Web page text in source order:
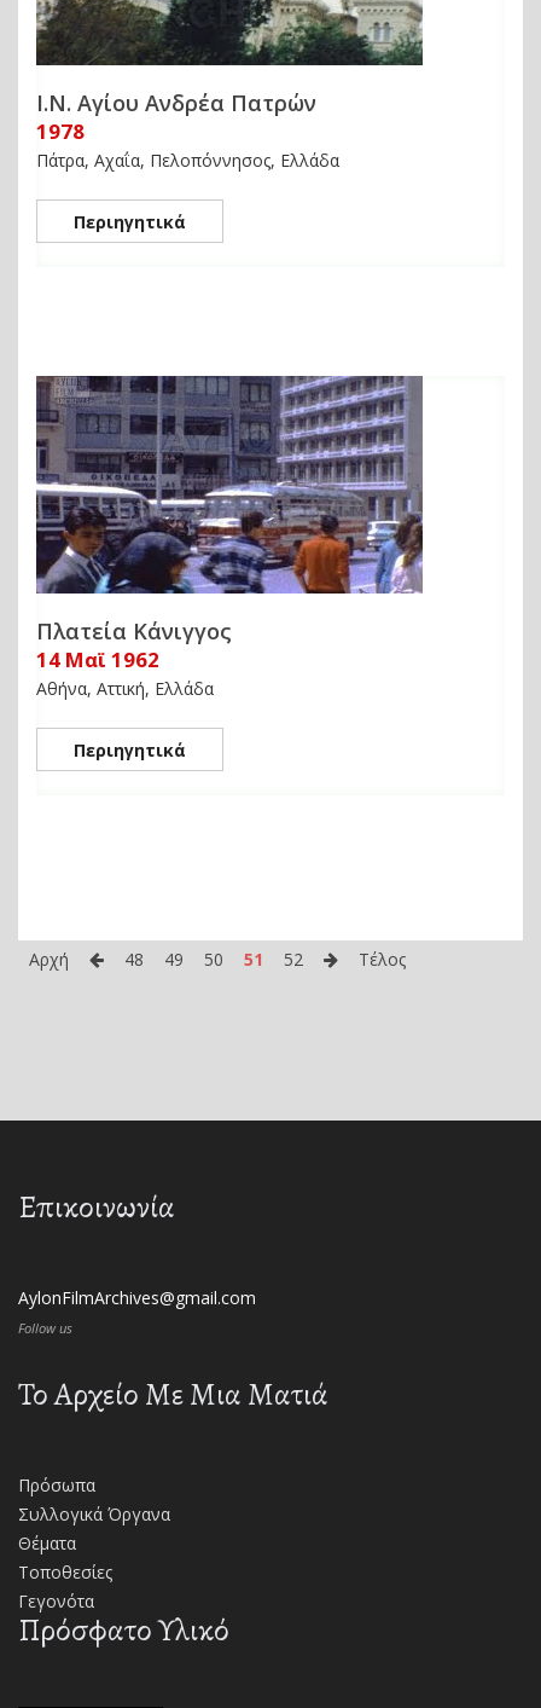
Ι.Ν. Αγίου Ανδρέα Πατρών
1978
Πάτρα, Αχαΐα, Πελοπόννησος, Ελλάδα
Περιηγητικά
Πλατεία Κάνιγγος
14 Μαϊ 1962
Αθήνα, Αττική, Ελλάδα
Περιηγητικά
Αρχή 48 49 50 51 52 Τέλος
Επικοινωνία
AylonFilmArchives@gmail.com
Follow us
Το Αρχείο Με Μια Ματιά
Πρόσωπα
Συλλογικά Όργανα
Θέματα
Τοποθεσίες
Γεγονότα
Πρόσφατο Υλικό